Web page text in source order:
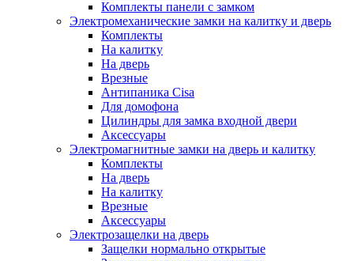
Комплекты панели с замком
Электромеханические замки на калитку и дверь
Комплекты
На калитку
На дверь
Врезные
Антипаника Cisa
Для домофона
Цилиндры для замка входной двери
Аксессуары
Электромагнитные замки на дверь и калитку
Комплекты
На дверь
На калитку
Врезные
Аксессуары
Электрозащелки на дверь
Защелки нормально открытые